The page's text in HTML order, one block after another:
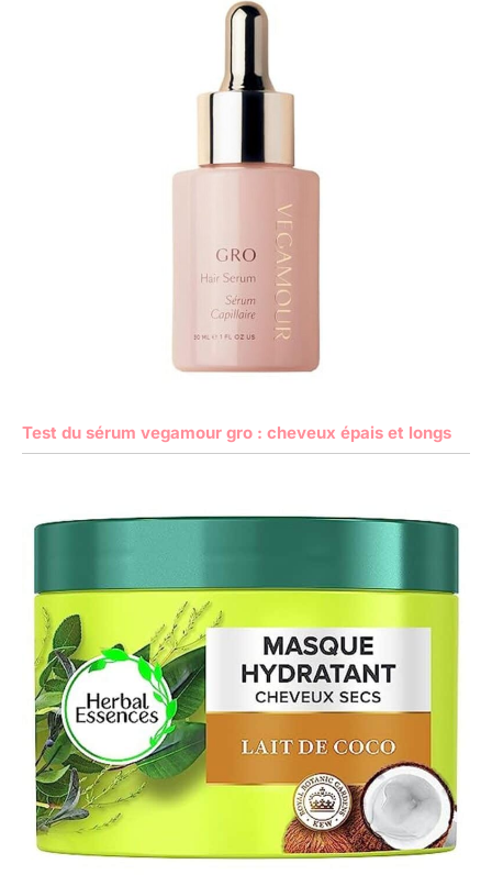
Test du sérum vegamour gro : cheveux épais et longs